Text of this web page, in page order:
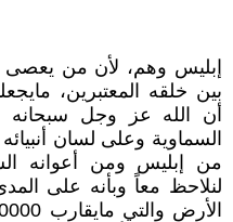
إبليس وهم، لأن من
بين خلقه المعتبرين،
أن الله عز وجل سبحانه
السماوية وعلى لسان
من إبليس ومن أعوانه
لنلاحظ معاً وبأنه على